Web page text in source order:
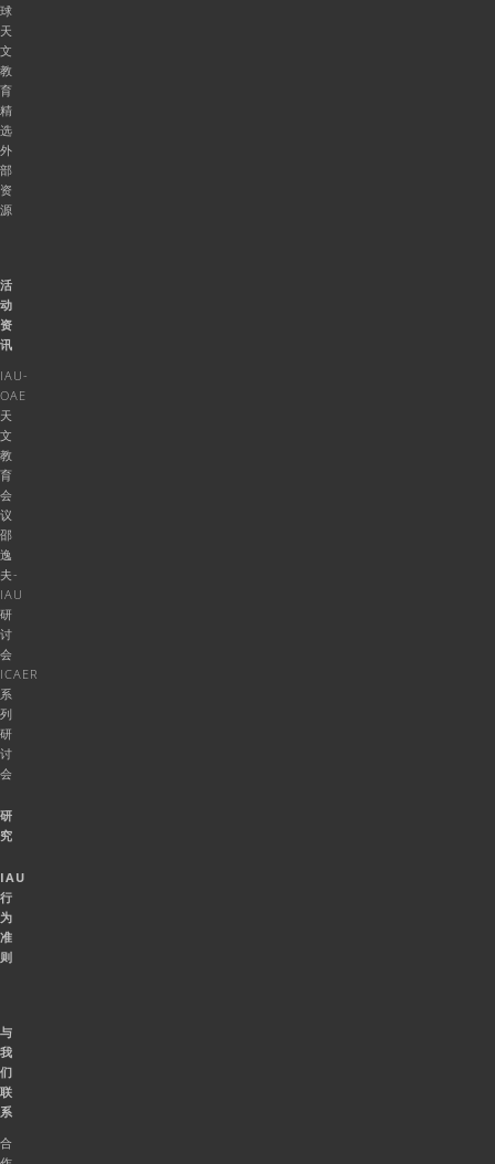
球
天
文
教
育
精
选
外
部
资
源
活
动
资
讯
IAU-
OAE
天
文
教
育
会
议
邵
逸
夫-
IAU
研
讨
会
ICAER
系
列
研
讨
会
研
究
IAU
行
为
准
则
与
我
们
联
系
合